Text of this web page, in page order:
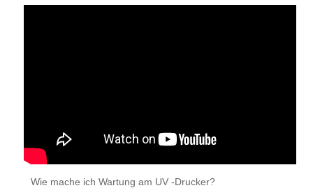
Wie mache ich Wartung am UV -Drucker?